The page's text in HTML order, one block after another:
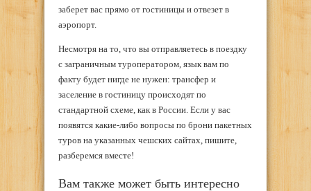
заберет вас прямо от гостиницы и отвезет в
аэропорт.
Несмотря на то, что вы отправляетесь в поездку
с заграничным туроператором, язык вам по
факту будет нигде не нужен: трансфер и
заселение в гостиницу происходят по
стандартной схеме, как в России. Если у вас
появятся какие-либо вопросы по брони пакетных
туров на указанных чешских сайтах, пишите,
разберемся вместе!
Вам также может быть интересно